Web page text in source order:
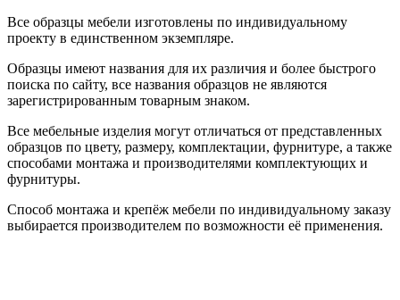
Все образцы мебели изготовлены по индивидуальному
проекту в единственном экземпляре.
Образцы имеют названия для их различия и более быстрого
поиска по сайту, все названия образцов не являются
зарегистрированным товарным знаком.
Все мебельные изделия могут отличаться от представленных
образцов по цвету, размеру, комплектации, фурнитуре, а также
способами монтажа и производителями комплектующих и
фурнитуры.
Способ монтажа и крепёж мебели по индивидуальному заказу
выбирается производителем по возможности её применения.